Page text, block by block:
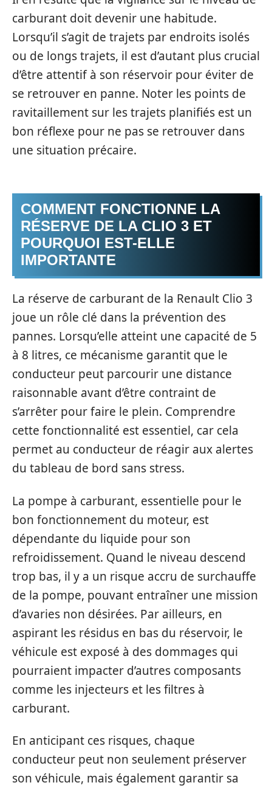
carburant doit devenir une habitude.
Lorsqu’il s’agit de trajets par endroits isolés
ou de longs trajets, il est d’autant plus crucial
d’être attentif à son réservoir pour éviter de
se retrouver en panne. Noter les points de
ravitaillement sur les trajets planifiés est un
bon réflexe pour ne pas se retrouver dans
une situation précaire.
COMMENT FONCTIONNE LA
RÉSERVE DE LA CLIO 3 ET
POURQUOI EST-ELLE
IMPORTANTE
La réserve de carburant de la Renault Clio 3
joue un rôle clé dans la prévention des
pannes. Lorsqu’elle atteint une capacité de 5
à 8 litres, ce mécanisme garantit que le
conducteur peut parcourir une distance
raisonnable avant d’être contraint de
s’arrêter pour faire le plein. Comprendre
cette fonctionnalité est essentiel, car cela
permet au conducteur de réagir aux alertes
du tableau de bord sans stress.
La pompe à carburant, essentielle pour le
bon fonctionnement du moteur, est
dépendante du liquide pour son
refroidissement. Quand le niveau descend
trop bas, il y a un risque accru de surchauffe
de la pompe, pouvant entraîner une mission
d’avaries non désirées. Par ailleurs, en
aspirant les résidus en bas du réservoir, le
véhicule est exposé à des dommages qui
pourraient impacter d’autres composants
comme les injecteurs et les filtres à
carburant.
En anticipant ces risques, chaque
conducteur peut non seulement préserver
son véhicule, mais également garantir sa